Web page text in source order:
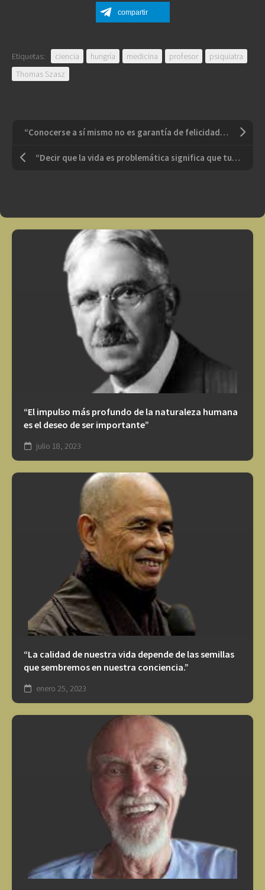
compartir
Etiquetas: ciencia hungría medicina profesor
psiquiatra
Thomas Szasz
“Conocerse a sí mismo no es garantía de felicidad, pero está del lado de la felicidad y puede darnos el coraje para luchar por ella”
“Decir que la vida es problemática significa que tu vida no se ajusta la forma de la vida. En consecuencia, debes cambiar tu vida, y si se ajusta a la forma, desaparece lo problemático”
“El impulso más profundo de la naturaleza humana
es el deseo de ser importante”
julio 18, 2023
“La calidad de nuestra vida depende de las semillas
que sembremos en nuestra conciencia.”
enero 25, 2023